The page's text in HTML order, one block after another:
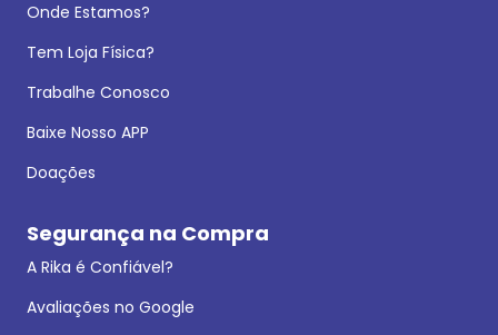
Onde Estamos?
Tem Loja Física?
Trabalhe Conosco
Baixe Nosso APP
Doações
Segurança na Compra
A Rika é Confiável?
Avaliações no Google